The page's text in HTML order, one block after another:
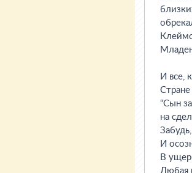
И все,
“Сын
на
И
В
Любая